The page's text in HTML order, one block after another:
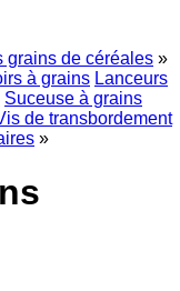
grains de céréales »
à grains Lanceurs
Suceuse à grains
de transbordement
»